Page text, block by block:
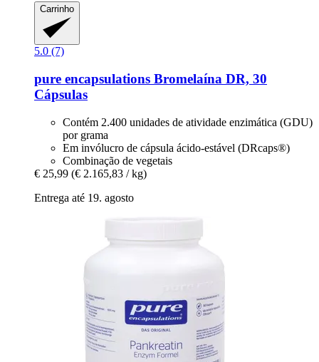
Carrinho
5.0 (7)
pure encapsulations Bromelaína DR, 30
Cápsulas
Contém 2.400 unidades de atividade enzimática (GDU)
por grama
Em invólucro de cápsula ácido-estável (DRcaps®)
Combinação de vegetais
€ 25,99 (€ 2.165,83 / kg)
Entrega até 19. agosto